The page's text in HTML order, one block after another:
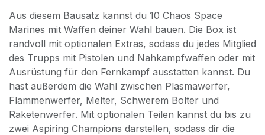
Aus diesem Bausatz kannst du 10 Chaos Space
Marines mit Waffen deiner Wahl bauen. Die Box ist
randvoll mit optionalen Extras, sodass du jedes Mitglied
des Trupps mit Pistolen und Nahkampfwaffen oder mit
Ausrüstung für den Fernkampf ausstatten kannst. Du
hast außerdem die Wahl zwischen Plasmawerfer,
Flammenwerfer, Melter, Schwerem Bolter und
Raketenwerfer. Mit optionalen Teilen kannst du bis zu
zwei Aspiring Champions darstellen, sodass dir die